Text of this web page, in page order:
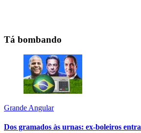
Tá bombando
Grande Angular
Dos gramados às urnas: ex-boleiros